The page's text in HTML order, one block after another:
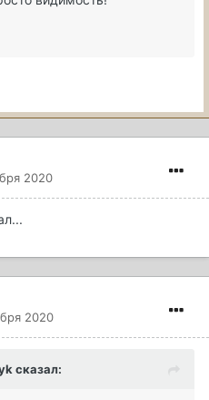
2020
2020
сказал: